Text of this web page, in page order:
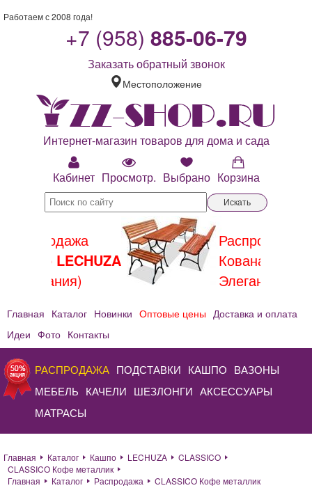
Работаем с 2008 года!
+7 (958) 885-06-79
Заказать обратный звонок
Местоположение
Интернет-магазин товаров для дома и сада
Кабинет Просмотр. Выбрано Корзина
Искать
Распродажа
Кованая мебель
Элегант (Россия)
Главная Каталог Новинки Оптовые цены Доставка и оплата
Идеи Фото Контакты
РАСПРОДАЖА ПОДСТАВКИ КАШПО ВАЗОНЫ
МЕБЕЛЬ КАЧЕЛИ ШЕЗЛОНГИ АКСЕССУАРЫ
МАТРАСЫ
Главная Каталог Кашпо LECHUZA
CLASSICO
CLASSICO Кофе металлик
Главная
Каталог Распродажа CLASSICO Кофе металлик